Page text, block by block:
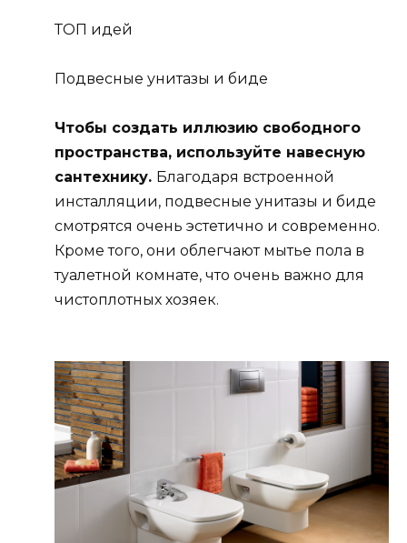
ТОП идей
Подвесные унитазы и биде
Чтобы создать иллюзию свободного
пространства, используйте навесную
сантехнику. Благодаря встроенной
инсталляции, подвесные унитазы и биде
смотрятся очень эстетично и современно.
Кроме того, они облегчают мытье пола в
туалетной комнате, что очень важно для
чистоплотных хозяек.